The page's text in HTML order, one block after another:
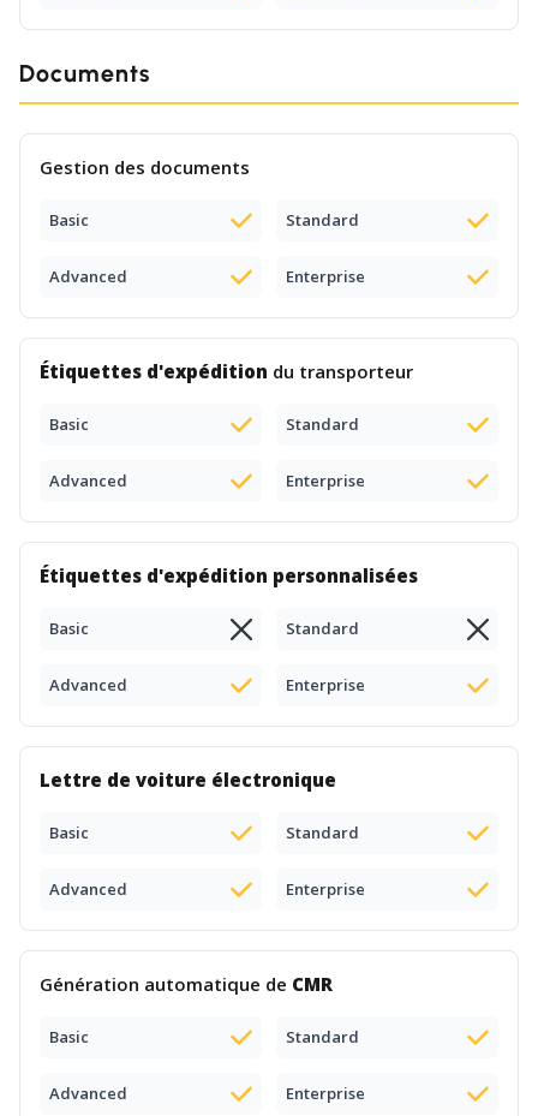
Documents
Gestion des documents
Basic Standard
Advanced Enterprise
Étiquettes d'expédition du transporteur
Basic Standard
Advanced Enterprise
Étiquettes d'expédition personnalisées
Basic Standard
Advanced Enterprise
Lettre de voiture électronique
Basic Standard
Advanced Enterprise
Génération automatique de CMR
Basic Standard
Advanced Enterprise